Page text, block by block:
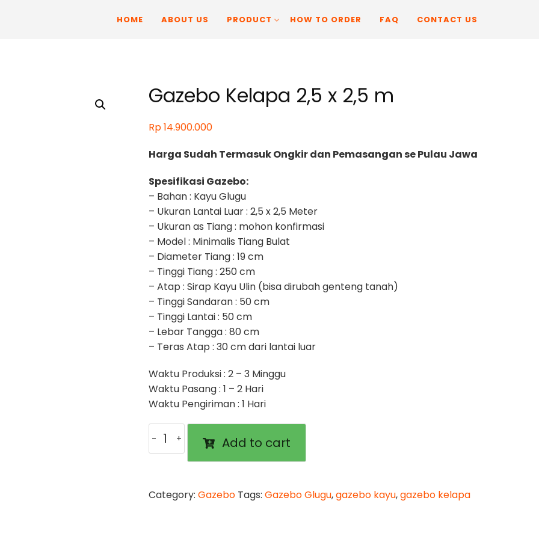
HOME ABOUT US PRODUCT HOW TO ORDER FAQ CONTACT US
Gazebo Kelapa 2,5 x 2,5 m
Rp14.900.000
Harga Sudah Termasuk Ongkir dan Pemasangan se Pulau Jawa
Spesifikasi Gazebo:
– Bahan : Kayu Glugu
– Ukuran Lantai Luar : 2,5 x 2,5 Meter
– Ukuran as Tiang : mohon konfirmasi
– Model : Minimalis Tiang Bulat
– Diameter Tiang : 19 cm
– Tinggi Tiang : 250 cm
– Atap : Sirap Kayu Ulin (bisa dirubah genteng tanah)
– Tinggi Sandaran : 50 cm
– Tinggi Lantai : 50 cm
– Lebar Tangga : 80 cm
– Teras Atap : 30 cm dari lantai luar
Waktu Produksi : 2 – 3 Minggu
Waktu Pasang : 1 – 2 Hari
Waktu Pengiriman : 1 Hari
Gazebo
Kelapa
2,5
Add to cart
Category: Gazebo Tags: Gazebo Glugu,gazebo kayu,gazebo kelapa